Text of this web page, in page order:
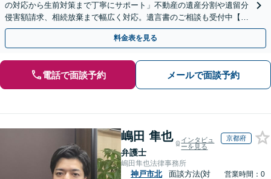
の対応から生前対策まで丁寧にサポート」不動産の遺産分割や遺留分
侵害額請求、相続放棄まで幅広く対応。遺言書のご相談も受付中【夜
間・休日面談可】【WEB面談】【完全個室】
料金表を見る
電話で面談予約 メールで面談予約
嶋田 隼也
弁護士
インタビュ
ーを見る
京都府
嶋田隼也法律事務所
神戸市北
面談方法(対
営業時間：0